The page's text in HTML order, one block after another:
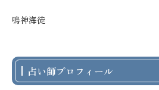
鳴神海徒
占い師プロフィール